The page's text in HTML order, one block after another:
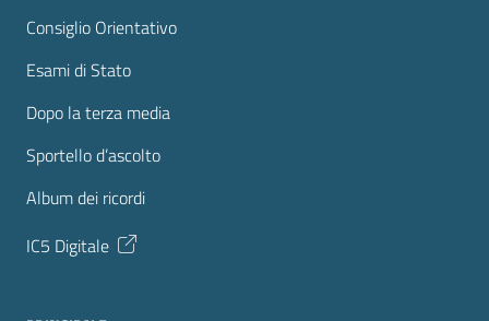
Consiglio Orientativo
Esami di Stato
Dopo la terza media
Sportello d’ascolto
Album dei ricordi
IC5 Digitale